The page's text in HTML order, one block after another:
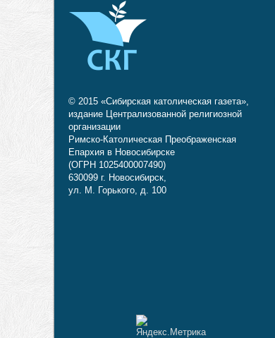
© 2015 «Сибирская католическая газета»,
издание Централизованной религиозной
организации
Римско-Католическая Преображенская
Епархия в Новосибирске
(ОГРН 1025400007490)
630099 г. Новосибирск,
ул. М. Горького, д. 100